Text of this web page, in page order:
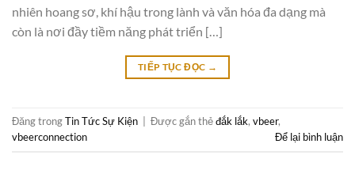
nhiên hoang sơ, khí hậu trong lành và văn hóa đa dạng mà
còn là nơi đầy tiềm năng phát triển […]
TIẾP TỤC ĐỌC →
Đăng trongTin Tức Sự Kiện Được gắn thẻđắk lắk, vbeer,
vbeerconnection
Để lại bình luận